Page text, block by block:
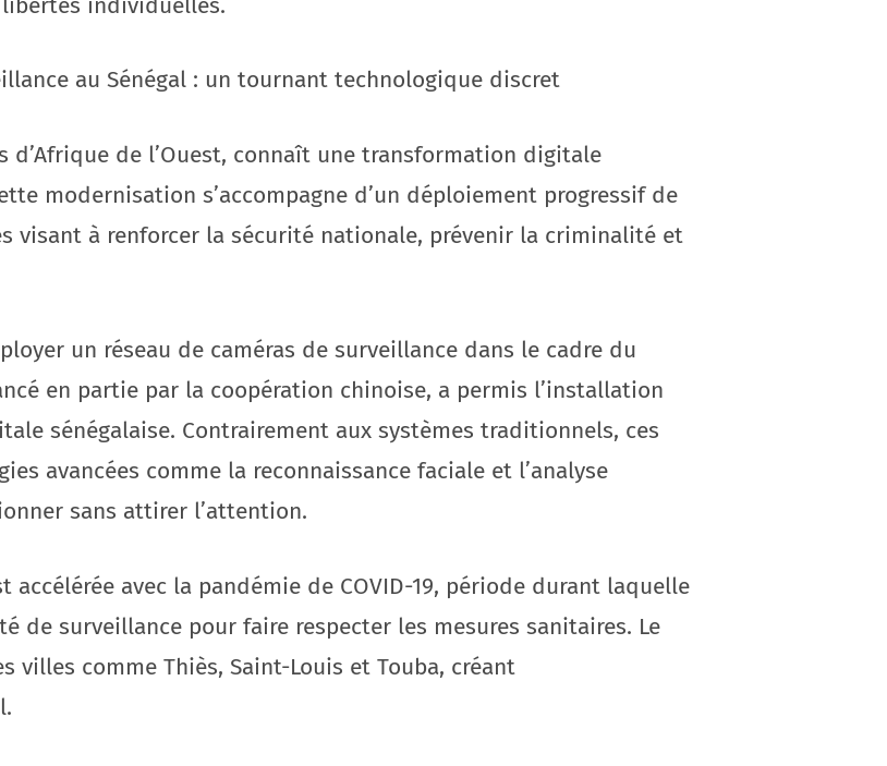
au Sénégal : un tournant technologique discret
d’Afrique de l’Ouest, connaît une transformation digitale
modernisation s’accompagne d’un déploiement progressif de
visant à renforcer la sécurité nationale, prévenir la criminalité et
un réseau de caméras de surveillance dans le cadre du
en partie par la coopération chinoise, a permis l’installation
sénégalaise. Contrairement aux systèmes traditionnels, ces
avancées comme la reconnaissance faciale et l’analyse
sans attirer l’attention.
accélérée avec la pandémie de COVID-19, période durant laquelle
de surveillance pour faire respecter les mesures sanitaires. Le
villes comme Thiès, Saint-Louis et Touba, créant